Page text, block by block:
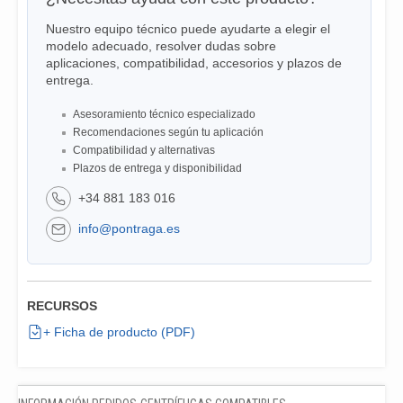
Nuestro equipo técnico puede ayudarte a elegir el
modelo adecuado, resolver dudas sobre
aplicaciones, compatibilidad, accesorios y plazos de
entrega.
Asesoramiento técnico especializado
Recomendaciones según tu aplicación
Compatibilidad y alternativas
Plazos de entrega y disponibilidad
+34 881 183 016
info@pontraga.es
RECURSOS
+ Ficha de producto (PDF)